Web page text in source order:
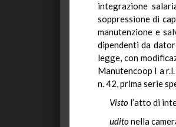
integrazione
soppressione di
manutenzione e
dipendenti da
legge, con
Manutencoop I a
n. 42, prima serie
Visto l’atto di
uditonella